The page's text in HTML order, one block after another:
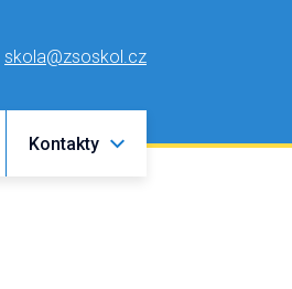
skola@zsoskol.cz
Kontakty